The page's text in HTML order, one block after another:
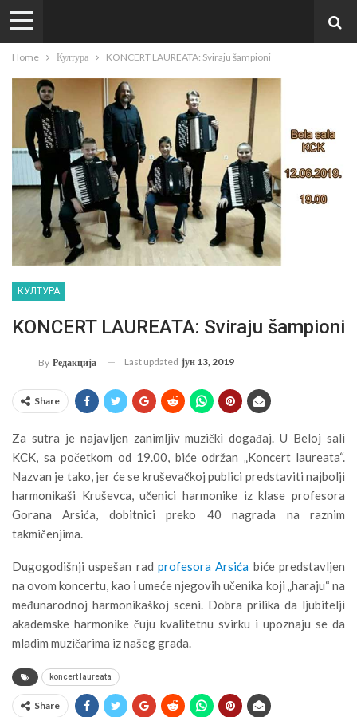
Home Култура KONCERT LAUREATA: Sviraju šampioni
КУЛТУРА
KONCERT LAUREATA: Sviraju šampioni
By Редакција Last updated јун 13, 2019
Share
Za sutra je najavljen zanimljiv muzički događaj. U Beloj sali
KCK, sa početkom od 19.00, biće održan „Koncert laureata“.
Nazvan je tako, jer će se kruševačkoj publici predstaviti najbolji
harmonikaši Kruševca, učenici harmonike iz klase profesora
Gorana Arsića, dobitnici preko 40 nagrada na raznim
takmičenjima.
Dugogodišnji uspešan rad profesora Arsića biće predstavljen
na ovom koncertu, kao i umeće njegovih učenika koji „haraju“ na
međunarodnoj harmonikaškoj sceni. Dobra prilika da ljubitelji
akademske harmonike čuju kvalitetnu svirku i upoznaju se da
mladim muzičarima iz našeg grada.
koncert laureata
Share